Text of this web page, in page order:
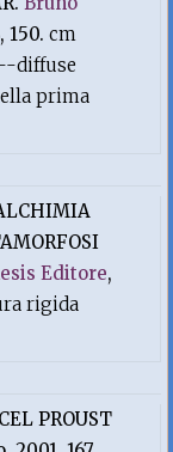
150.cm
diffuse
prima
Editore,
rigida
PROUST